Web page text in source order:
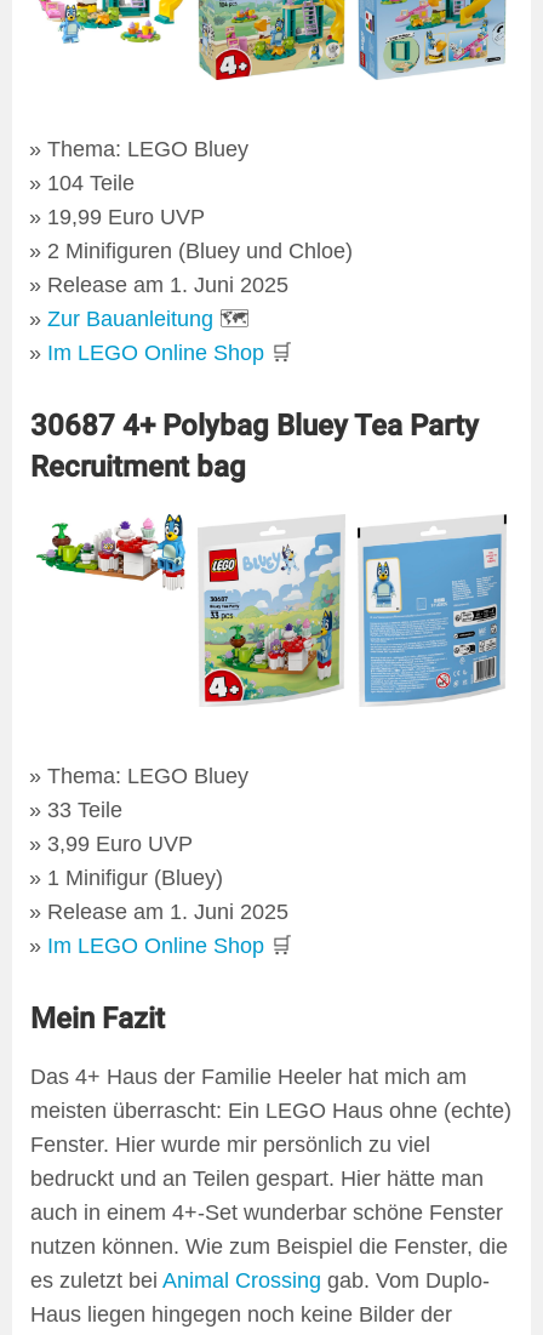
Thema: LEGO Bluey
104 Teile
19,99 Euro UVP
2 Minifiguren (Bluey und Chloe)
Release am 1. Juni 2025
Zur Bauanleitung 🗺
Im LEGO Online Shop 🛒
30687 4+ Polybag Bluey Tea Party
Recruitment bag
Thema: LEGO Bluey
33 Teile
3,99 Euro UVP
1 Minifigur (Bluey)
Release am 1. Juni 2025
Im LEGO Online Shop 🛒
Mein Fazit
Das 4+ Haus der Familie Heeler hat mich am
meisten überrascht: Ein LEGO Haus ohne (echte)
Fenster. Hier wurde mir persönlich zu viel
bedruckt und an Teilen gespart. Hier hätte man
auch in einem 4+-Set wunderbar schöne Fenster
nutzen können. Wie zum Beispiel die Fenster, die
es zuletzt bei Animal Crossing gab. Vom Duplo-
Haus liegen hingegen noch keine Bilder der